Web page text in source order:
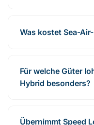
Was kostet Sea-
Für welche Güter
Hybrid besonders?
Übernimmt Speed